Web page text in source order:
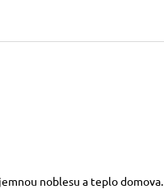
noblesu a teplo domova.